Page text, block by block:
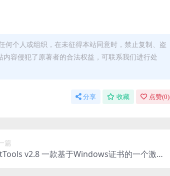
何个人或组织，在未征得本站同意时，禁止复制、盗
容侵犯了原著者的合法权益，可联系我们进行处
分享 收藏 点赞(0)
篇
v2.8 一款基于Windows证书的一个激